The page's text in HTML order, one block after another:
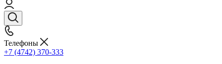
Телефоны
+7 (4742) 370-333